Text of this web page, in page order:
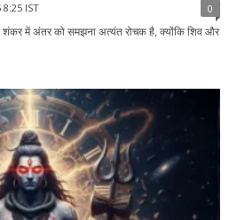
IST 0
शंकर में अंतर को समझना अत्यंत रोचक है, क्योंकि शिव और